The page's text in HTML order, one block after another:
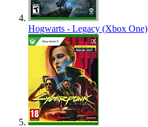
Hogwarts - Legacy (Xbox One)